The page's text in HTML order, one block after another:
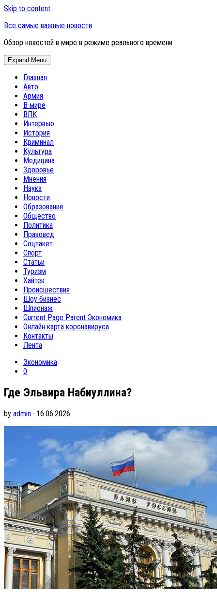
Skip to content
Все самые важные новости
Обзор новостей в мире в режиме реального времени
Expand Menu
Главная
Авто
Армия
В мире
ВПК
Интервью
История
Криминал
Культура
Медицина
Здоровье
Мнения
Наука
Новости
Образование
Общество
Политика
Правовед
Соцпакет
Спорт
Статьи
Туризм
Хайтек
Происшествия
Шоу бизнес
Шпионаж
Current Page Parent Экономика
Онлайн карта коронавируса
Контакты
Лента
Экономика
0
Где Эльвира Набиуллина?
by admin · 16.06.2026